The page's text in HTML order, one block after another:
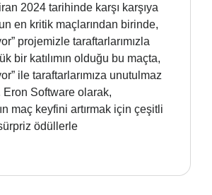
2024 tarihinde karşı karşıya
en kritik maçlarından birinde,
projemizle taraftarlarımızla
bir katılımın olduğu bu maçta,
ile taraftarlarımıza unutulmaz
Eron Software olarak,
maç keyfini artırmak için çeşitli
ödüllerle